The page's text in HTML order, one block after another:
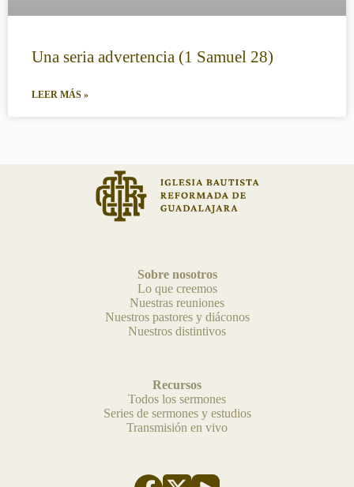
Una seria advertencia (1 Samuel 28)
LEER MÁS »
Sobre nosotros
Lo que creemos
Nuestras reuniones
Nuestros pastores y diáconos
Nuestros distintivos
Recursos
Todos los sermones
Series de sermones y estudios
Transmisión en vivo